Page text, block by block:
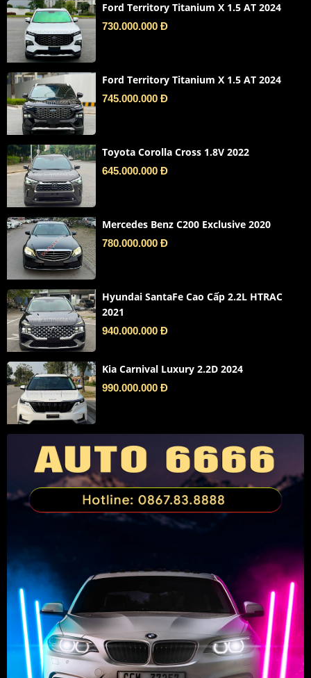
Ford Territory Titanium X 1.5 AT 2024
730.000.000 Đ
Ford Territory Titanium X 1.5 AT 2024
745.000.000 Đ
Toyota Corolla Cross 1.8V 2022
645.000.000 Đ
Mercedes Benz C200 Exclusive 2020
780.000.000 Đ
Hyundai SantaFe Cao Cấp 2.2L HTRAC
2021
940.000.000 Đ
Kia Carnival Luxury 2.2D 2024
990.000.000 Đ